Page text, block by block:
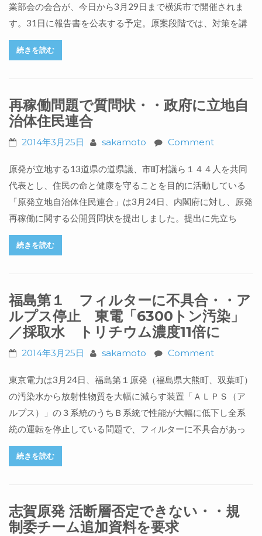
業部会の会合が、今日から3月29日まで横浜市で開催されま
す。31日に報告書を公表する予定。原案段階では、対策を講
続きを読む
再稼働問題で質問状・・政府に立地自
治体住民連合
2014年3月25日 sakamoto Comment
原発が立地する13道県の道県議、市町村議ら１４４人を共同
代表とし、住民の命と健康を守ることを目的に活動している
「原発立地自治体住民連合」は3月24日、内閣府に対し、原発
再稼働に関する公開質問状を提出しました。提出に先立ち
続きを読む
福島第１ フィルターに不具合・・ア
ルプス停止 東電「6300トン汚染」
／採取水 トリチウム濃度11倍に
2014年3月25日 sakamoto Comment
東京電力は3月24日、福島第１原発（福島県大熊町、双葉町）
の汚染水から放射性物質を大幅に減らす装置「ＡＬＰＳ（ア
ルプス）」の３系統のうちＢ系統で性能が大幅に低下し全系
統の運転を停止している問題で、フィルターに不具合があっ
続きを読む
志賀原発 活断層否定できない・・規
制委チーム追加資料を要求